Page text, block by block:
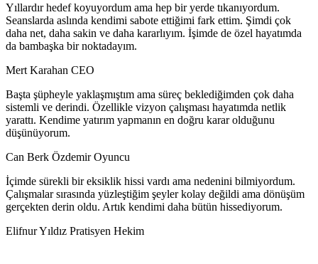
Yıllardır hedef koyuyordum ama hep bir yerde tıkanıyordum.
Seanslarda aslında kendimi sabote ettiğimi fark ettim. Şimdi çok
daha net, daha sakin ve daha kararlıyım. İşimde de özel hayatımda
da bambaşka bir noktadayım.
Mert Karahan CEO
Başta şüpheyle yaklaşmıştım ama süreç beklediğimden çok daha
sistemli ve derindi. Özellikle vizyon çalışması hayatımda netlik
yarattı. Kendime yatırım yapmanın en doğru karar olduğunu
düşünüyorum.
Can Berk ÖzdemirOyuncu
İçimde sürekli bir eksiklik hissi vardı ama nedenini bilmiyordum.
Çalışmalar sırasında yüzleştiğim şeyler kolay değildi ama dönüşüm
gerçekten derin oldu. Artık kendimi daha bütün hissediyorum.
Elifnur Yıldız Pratisyen Hekim